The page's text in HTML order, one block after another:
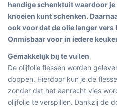
handige schenktuit waardoor
knoeien kunt schenken.
ook voor dat de olie langer
Onmisbaar voor in iedere
Gemakkelijk bij te vullen
De olijfolie flessen worden
doppen. Hierdoor kun je de
zonder dat het aanrecht vies
olijfolie te verspillen. Dankzij de